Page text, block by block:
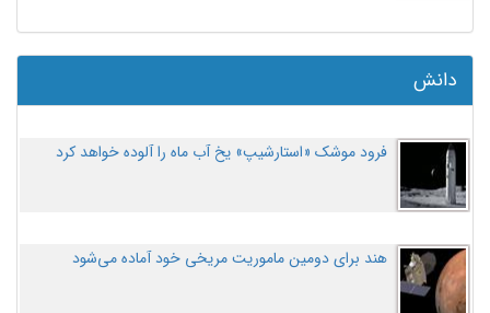
دانش
فرود موشک «استارشیپ» یخ آب ماه را آلوده خواهد کرد
هند برای دومین ماموریت مریخی خود آماده می‌شود